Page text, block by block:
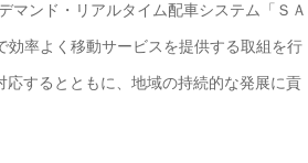
マンド・リアルタイム配車システム「ＳＡ
効率よく移動サービスを提供する取組を行
するとともに、地域の持続的な発展に貢